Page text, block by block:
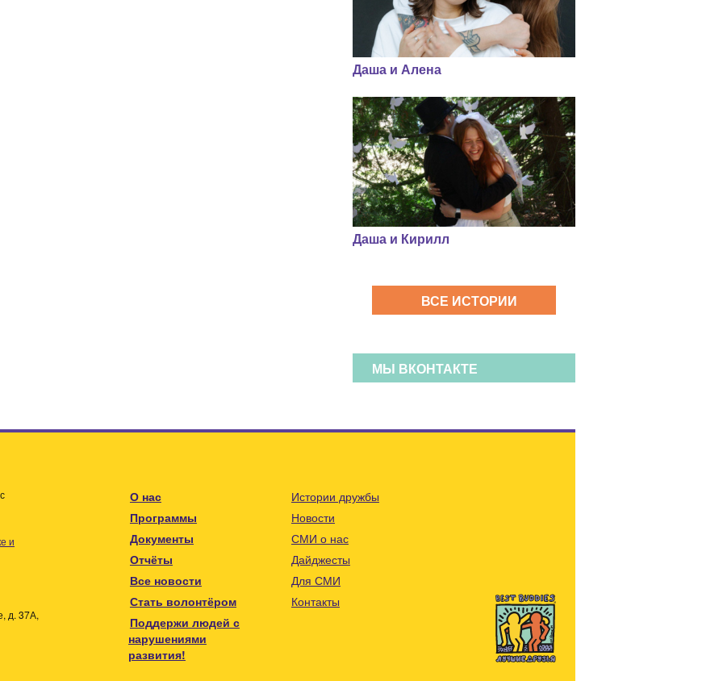
Даша и Алена
Даша и Кирилл
ВСЕ ИСТОРИИ
МЫ ВКОНТАКТЕ
и
д. 37А,
О нас
Программы
Документы
Отчёты
Все новости
Стать волонтёром
Поддержи людей с
нарушениями
развития!
Истории дружбы
Новости
СМИ о нас
Дайджесты
Для СМИ
Контакты